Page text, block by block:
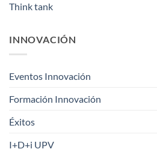
Think tank
INNOVACIÓN
Eventos Innovación
Formación Innovación
Éxitos
I+D+i UPV